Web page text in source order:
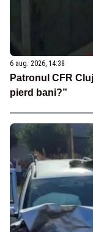
6 aug. 2026, 14:38
Patronul CFR
pierd bani?”